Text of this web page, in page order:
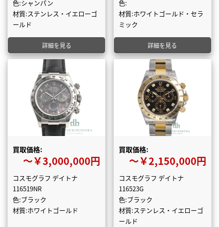
色:シャンパン
材質:ステンレス・イエローゴ
ールド
詳細を見る
色:
材質:ホワイトゴールド・セラ
ミック
詳細を見る
買取価格:
〜￥3,000,000円
コスモグラフ デイトナ
116519NR
色:ブラック
材質:ホワイトゴールド
買取価格:
〜￥2,150,000円
コスモグラフ デイトナ
116523G
色:ブラック
材質:ステンレス・イエローゴ
ールド